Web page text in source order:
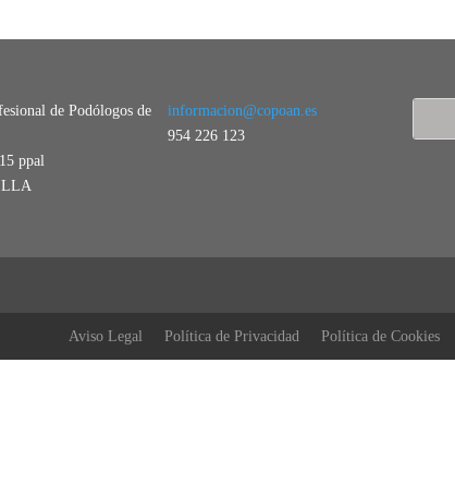
de Podólogos de
ppal
informacion@copoan.es
954 226 123
Aviso Legal Política de Privacidad Política de Cookies